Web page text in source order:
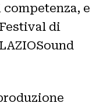
e
di